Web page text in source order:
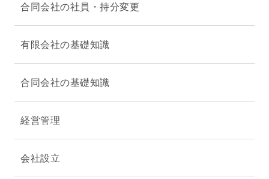
合同会社の社員・持分変更
有限会社の基礎知識
合同会社の基礎知識
経営管理
会社設立